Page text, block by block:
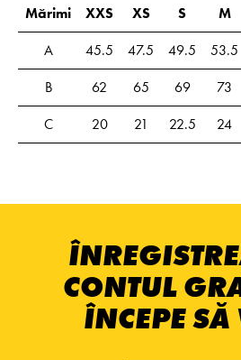
Mărimi XXS XS S M
A
45.5 47.5 49.5 53.5
B
62 65 69 73
C
20 21 22.5 24
CONTUL
ÎNCEPE